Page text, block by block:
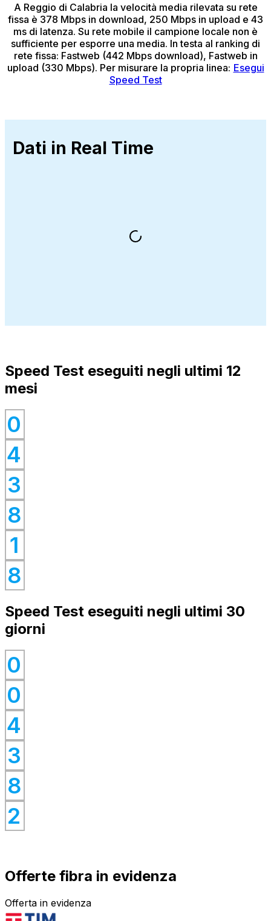
A Reggio di Calabria la velocità media rilevata su rete
fissa è 378 Mbps in download, 250 Mbps in upload e 43
ms di latenza. Su rete mobile il campione locale non è
sufficiente per esporre una media. In testa al ranking di
rete fissa: Fastweb (442 Mbps download), Fastweb in
upload (330 Mbps). Per misurare la propria linea: Esegui
Speed Test
Dati in Real Time
Speed Test eseguiti negli ultimi 12
mesi
0
0
4
0
3
0
8
0
1
0
8
0
Speed Test eseguiti negli ultimi 30
giorni
0
0
0
0
4
0
3
0
8
0
2
0
Offerte fibra in evidenza
Offerta in evidenza